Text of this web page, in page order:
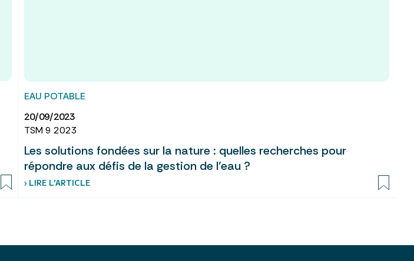
EAU POTABLE
20/09/2023
TSM 9 2023
Les solutions fondées sur la nature : quelles recherches pour
répondre aux défis de la gestion de l’eau ?
› LIRE L’ARTICLE